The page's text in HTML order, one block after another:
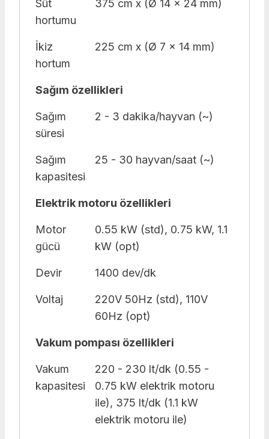
Süt
hortumu
375 cm x (Ø 14 x 24 mm)
İkiz
hortum
225 cm x (Ø 7 x 14 mm)
Sağım özellikleri
Sağım
süresi
2 - 3 dakika/hayvan (~)
Sağım
kapasitesi
25 - 30 hayvan/saat (~)
Elektrik motoru özellikleri
Motor
gücü
0.55 kW (std), 0.75 kW, 1.1
kW (opt)
Devir 1400 dev/dk
Voltaj
220V 50Hz (std), 110V
60Hz (opt)
Vakum pompası özellikleri
Vakum
kapasitesi
220 - 230 lt/dk (0.55 -
0.75 kW elektrik motoru
ile), 375 lt/dk (1.1 kW
elektrik motoru ile)